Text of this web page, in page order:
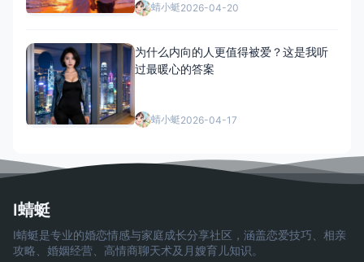
蜻小蜓2026-04-20
为什么内向的人更值得被爱？这是我听
过最暖心的答案
蜻小蜓2026-04-17
I蜻蜓
I蜻蜓是专业的婚恋情感与家庭成长分享社区，涵盖恋爱技巧、相亲
攻略、婚姻经营、高情商聊天术及月嫂育儿知识。